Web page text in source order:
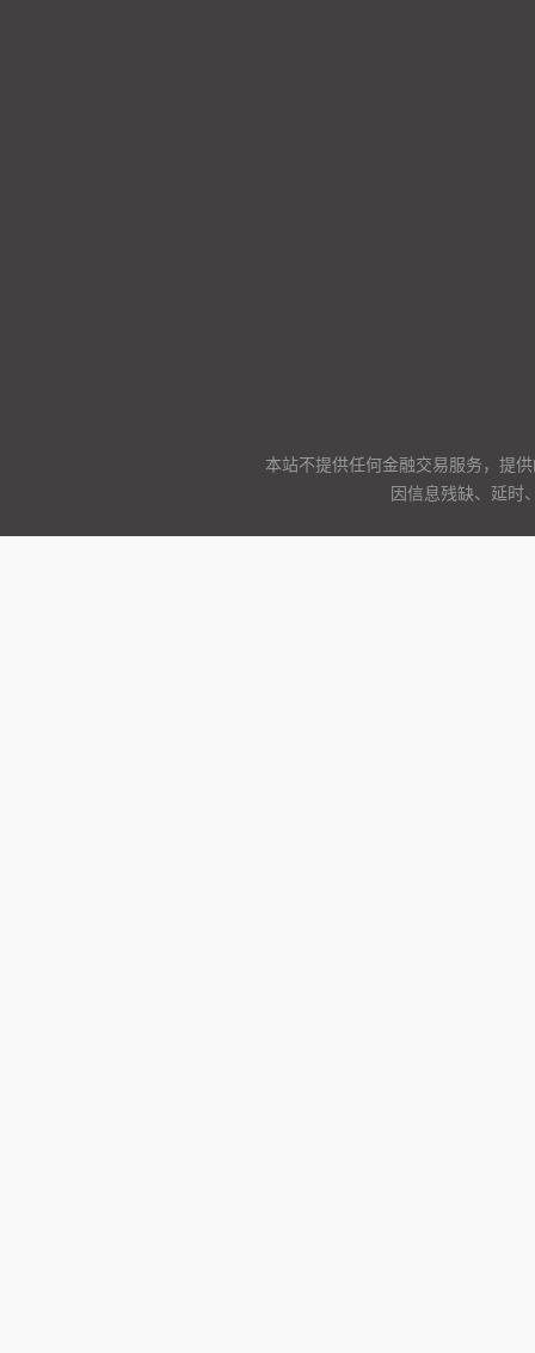
本站不提供任何金融交易服务，提
因信息残缺、延时